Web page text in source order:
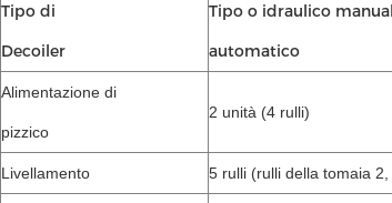
Tipo di
Decoiler
Tipo o idraulico
automatico
Alimentazione di
pizzico
2 unità (4 rulli)
Livellamento 5 rulli (rulli della tomaia